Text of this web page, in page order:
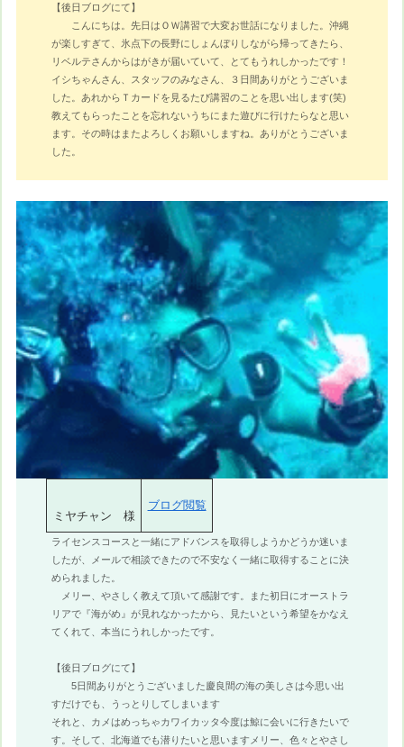
【後日ブログにて】
こんにちは。先日はＯＷ講習で大変お世話になりました。沖縄
が楽しすぎて、氷点下の長野にしょんぼりしながら帰ってきたら、
リベルテさんからはがきが届いていて、とてもうれしかったです！
イシちゃんさん、スタッフのみなさん、３日間ありがとうございま
した。あれからＴカードを見るたび講習のことを思い出します(笑)
教えてもらったことを忘れないうちにまた遊びに行けたらなと思い
ます。その時はまたよろしくお願いしますね。ありがとうございま
した。
ミヤチャン 様
ブログ閲覧
ライセンスコースと一緒にアドバンスを取得しようかどうか迷いま
したが、メールで相談できたので不安なく一緒に取得することに決
められました。
メリー、やさしく教えて頂いて感謝です。また初日にオーストラ
リアで『海がめ』が見れなかったから、見たいという希望をかなえ
てくれて、本当にうれしかったです。
【後日ブログにて】
5日間ありがとうございました慶良間の海の美しさは今思い出
すだけでも、うっとりしてしまいます
それと、カメはめっちゃカワイカッタ今度は鯨に会いに行きたいで
す。そして、北海道でも潜りたいと思いますメリー、色々とやさし